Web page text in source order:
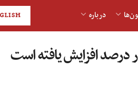
درباره
درصد افزایش یافته است